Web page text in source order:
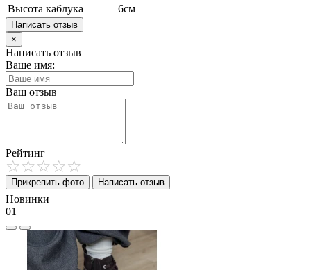
Высота каблука
6см
Написать отзыв
×
Написать отзыв
Ваше имя:
Ваш отзыв
Рейтинг
Прикрепить фото Написать отзыв
Новинки
01